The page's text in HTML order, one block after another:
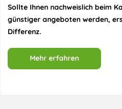
Sollte Ihnen nachweislich beim
günstiger angeboten werden,
Differenz.
Mehr erfahren